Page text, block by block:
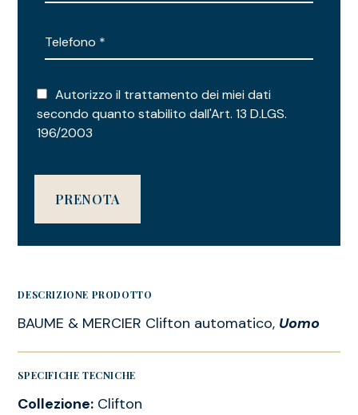
Autorizzo il trattamento dei miei dati
secondo quanto stabilito dall'Art. 13 D.LGS.
196/2003
DESCRIZIONE PRODOTTO
BAUME & MERCIER Clifton automatico, Uomo
SPECIFICHE TECNICHE
Collezione: Clifton